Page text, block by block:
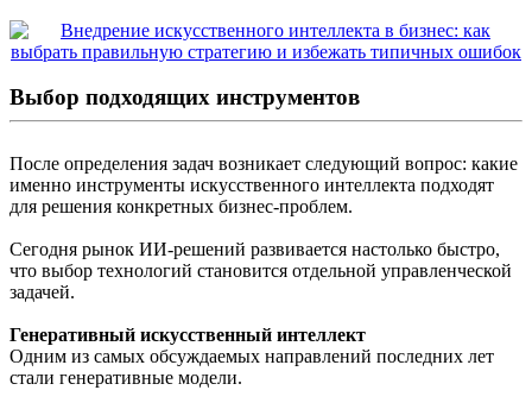
Выбор подходящих инструментов
После определения задач возникает следующий вопрос: какие
именно инструменты искусственного интеллекта подходят
для решения конкретных бизнес-проблем.
Сегодня рынок ИИ-решений развивается настолько быстро,
что выбор технологий становится отдельной управленческой
задачей.
Генеративный искусственный интеллект
Одним из самых обсуждаемых направлений последних лет
стали генеративные модели.